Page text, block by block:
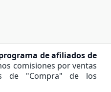
de afiliados de
comisiones por ventas
de "Compra" de los